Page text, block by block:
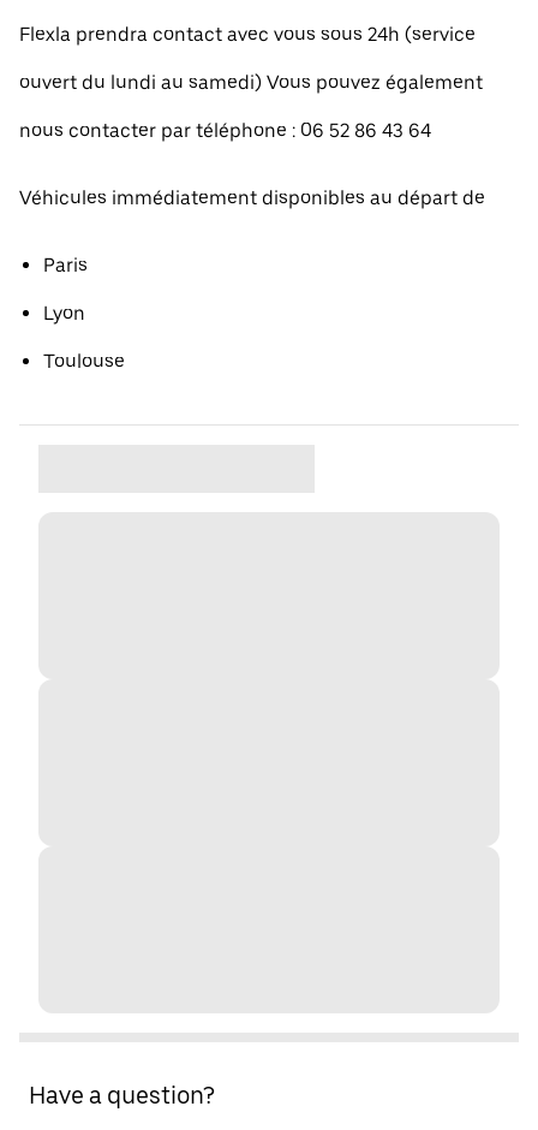
Flexla prendra contact avec vous sous 24h (service
ouvert du lundi au samedi) Vous pouvez également
nous contacter par téléphone : 06 52 86 43 64
Véhicules immédiatement disponibles au départ de
Paris
Lyon
Toulouse
Have a question?